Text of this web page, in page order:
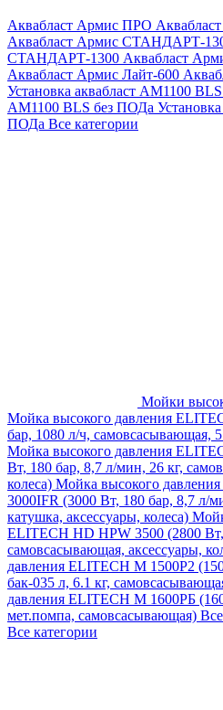
Аквабласт Армис ПРО
Аквабласт Армис СТАНДАРТ-
СТАНДАРТ-1300 Аквабласт
Аквабласт Армис Лайт-600
Установка аквабласт AM1100
AM1100 BLS без ПОДа
ПОДа Все категории
Мойки
Мойка высокого давления
бар, 1080 л/ч, самовсасывающая,
Мойка высокого давления
Вт, 180 бар, 8,7 л/мин, 26 кг,
колеса) Мойка высокого
3000IFR (3000 Вт, 180 бар, 8,7 л/
катушка, аксессуары, колеса)
ELITECH HD HPW 3500 (2800
самовсасывающая, аксессуары,
давления ELITECH M 1500P2
бак-035 л, 6.1 кг,
давления ELITECH М 1600РБ
мет.помпа, самовсасывающая)
Все категории